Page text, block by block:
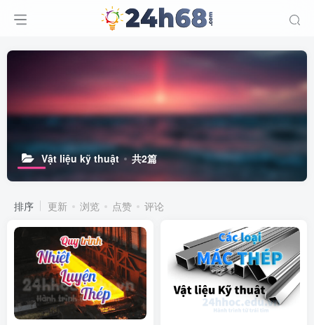
Vật liệu kỹ thuật 共2篇
排序 更新 浏览 点赞 评论